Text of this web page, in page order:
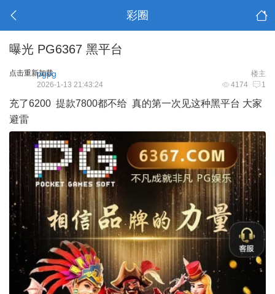
彩圈
曝光 PG6367 黑平台
点击重新加载 楼主
pgpg
4174 1
2026-1-13 21:43:24
充了6200 提款7800都不给 真的第一次见这种黑平台 大家
避雷